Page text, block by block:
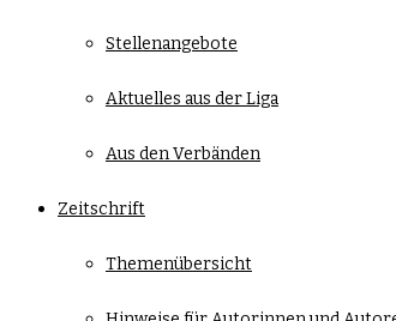
Stellenangebote
Aktuelles aus der Liga
Aus den Verbänden
Zeitschrift
Themenübersicht